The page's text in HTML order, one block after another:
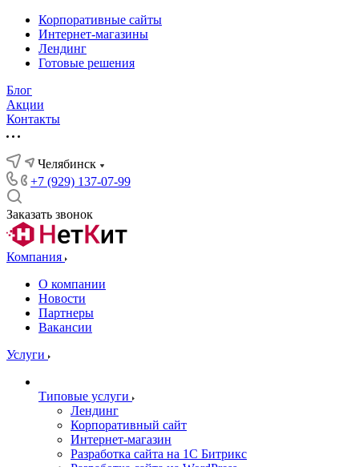
Корпоративные сайты
Интернет-магазины
Лендинг
Готовые решения
Блог
Акции
Контакты
Челябинск
+7 (929) 137-07-99
Заказать звонок
Компания
О компании
Новости
Партнеры
Вакансии
Услуги
Типовые услуги
Лендинг
Корпоративный сайт
Интернет-магазин
Разработка сайта на 1С Битрикс